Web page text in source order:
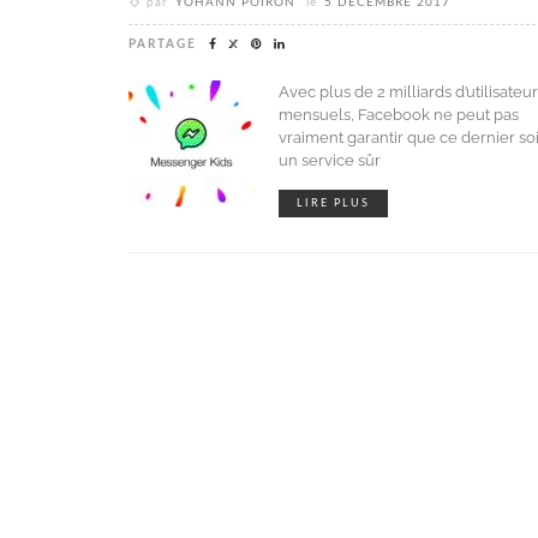
PARTAGE
Avec plus de 2 milliards
mensuels, Facebook ne peut pas
vraiment garantir que ce dernier
un service sûr
LIRE PLUS